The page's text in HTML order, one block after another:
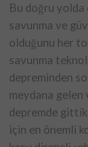
Bu doğru
savunma ve
olduğunu her
savunma
depreminden
meydana gelen
depremde
için en önemli